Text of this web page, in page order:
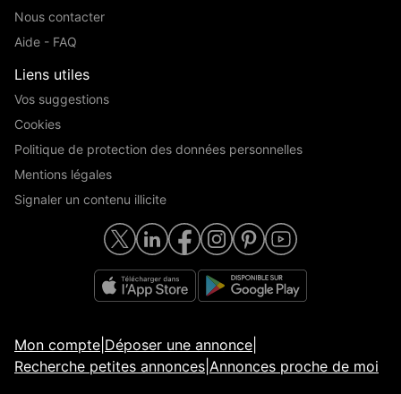
Nous contacter
Aide - FAQ
Liens utiles
Vos suggestions
Cookies
Politique de protection des données personnelles
Mentions légales
Signaler un contenu illicite
Mon compte Déposer une annonce
Recherche petites annonces Annonces proche de moi